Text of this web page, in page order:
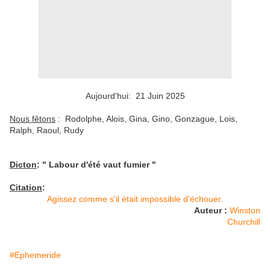
Aujourd'hui: 21 Juin 2025
Nous fêtons : Rodolphe, Alois, Gina, Gino, Gonzague, Lois,
Ralph, Raoul, Rudy
Dicton: " Labour d'été vaut fumier "
Citation:
Agissez comme s'il était impossible d'échouer.
Auteur : Winston
Churchill
#Ephemeride